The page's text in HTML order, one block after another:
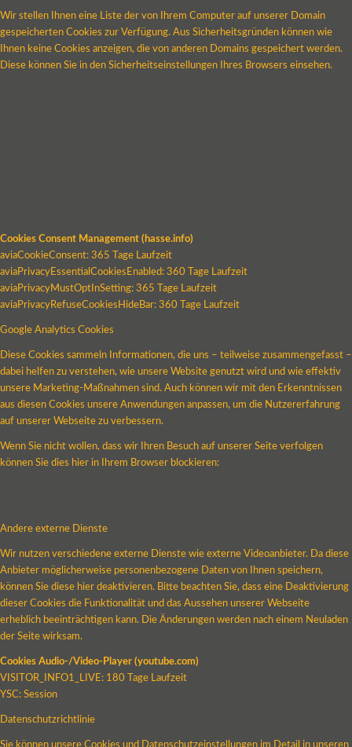
Wir stellen Ihnen eine Liste der von Ihrem Computer auf unserer Domain
gespeicherten Cookies zur Verfügung. Aus Sicherheitsgründen können wie
Ihnen keine Cookies anzeigen, die von anderen Domains gespeichert werden.
Diese können Sie in den Sicherheitseinstellungen Ihres Browsers einsehen.
Cookies Consent Management (hasse.info)
aviaCookieConsent: 365 Tage Laufzeit
aviaPrivacyEssentialCookiesEnabled: 360 Tage Laufzeit
aviaPrivacyMustOptInSetting: 365 Tage Laufzeit
aviaPrivacyRefuseCookiesHideBar: 360 Tage Laufzeit
Google Analytics Cookies
Diese Cookies sammeln Informationen, die uns – teilweise zusammengefasst –
dabei helfen zu verstehen, wie unsere Website genutzt wird und wie effektiv
unsere Marketing-Maßnahmen sind. Auch können wir mit den Erkenntnissen
aus diesen Cookies unsere Anwendungen anpassen, um die Nutzererfahrung
auf unserer Webseite zu verbessern.
Wenn Sie nicht wollen, dass wir Ihren Besuch auf unserer Seite verfolgen
können Sie dies hier in Ihrem Browser blockieren:
Andere externe Dienste
Wir nutzen verschiedene externe Dienste wie externe Videoanbieter. Da diese
Anbieter möglicherweise personenbezogene Daten von Ihnen speichern,
können Sie diese hier deaktivieren. Bitte beachten Sie, dass eine Deaktivierung
dieser Cookies die Funktionalität und das Aussehen unserer Webseite
erheblich beeinträchtigen kann. Die Änderungen werden nach einem Neuladen
der Seite wirksam.
Cookies Audio-/Video-Player (youtube.com)
VISITOR_INFO1_LIVE: 180 Tage Laufzeit
YSC: Session
Datenschutzrichtlinie